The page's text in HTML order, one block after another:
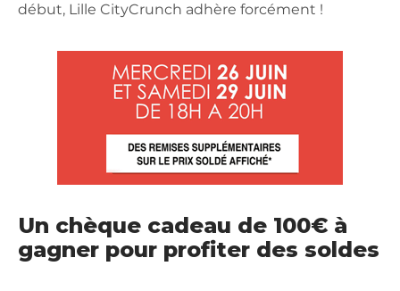
début, Lille CityCrunch adhère forcément !
Un chèque cadeau de 100€ à
gagner pour profiter des soldes